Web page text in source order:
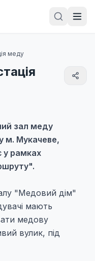
меду
зал меду
м. Мукачеве,
у рамках
"Медовий дім"
мають
медову
вулик, під